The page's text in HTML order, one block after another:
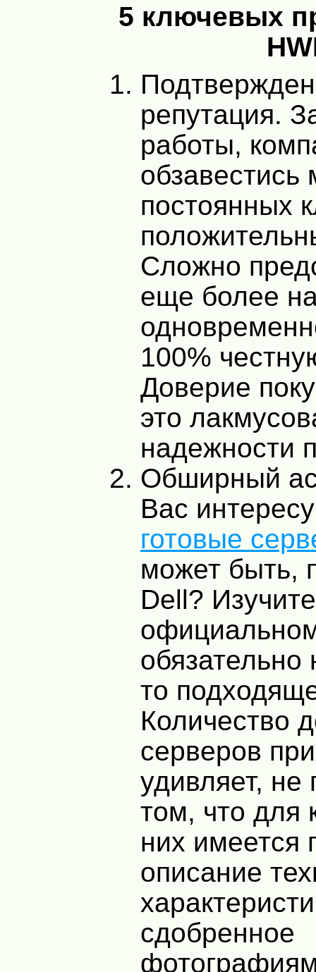
5 ключевых
репутация.
работы,
постоянных
Сложно
еще более
100%
Доверие
это
надежности
Обширный
Вас
готовые
может быть,
Dell?
обязательно
то
Количество
серверов
удивляет, не
том, что для
них имеется
описание
сдобренное